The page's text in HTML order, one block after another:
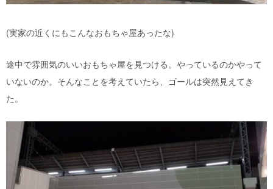
(実家の近くにもこんなおもちゃ屋あったな)
途中で雰囲気のいいおもちゃ屋を見つける。やっているのかやって
いないのか。そんなことを考えていたら、ゴールは突然見えてき
た。